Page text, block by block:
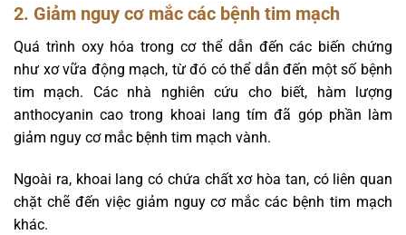
2. Giảm nguy cơ mắc các bệnh tim mạch
Quá trình oxy hóa trong cơ thể dẫn đến các biến chứng
như xơ vữa động mạch, từ đó có thể dẫn đến một số bệnh
tim mạch. Các nhà nghiên cứu cho biết, hàm lượng
anthocyanin cao trong khoai lang tím đã góp phần làm
giảm nguy cơ mắc bệnh tim mạch vành.
Ngoài ra, khoai lang có chứa chất xơ hòa tan, có liên quan
chặt chẽ đến việc giảm nguy cơ mắc các bệnh tim mạch
khác.